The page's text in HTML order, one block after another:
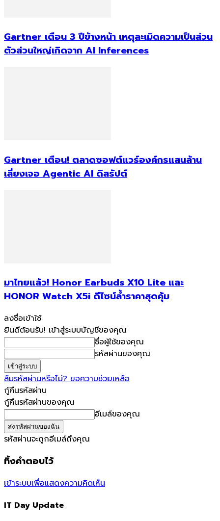
Gartner เตือน 3 ปีข้างหน้า เหตุละเมิดความเป็นส่วน
ตัวส่วนใหญ่เกิดจาก AI Inferences
Gartner เตือน! ตลาดซอฟต์แวร์องค์กรแสนล้าน
เสี่ยงเจอ Agentic AI ดิสรัปต์
มาไทยแล้ว! Honor Earbuds X10 Lite และ
HONOR Watch X5i ดีไซน์ล้ำราคาสุดคุ้ม
ลงชื่อเข้าใช้
ยินดีต้อนรับ! เข้าสู่ระบบบัญชีของคุณ
ชื่อผู้ใช้ของคุณ
รหัสผ่านของคุณ
ลืมรหัสผ่านหรือไม่? ขอความช่วยเหลือ
กู้คืนรหัสผ่าน
กู้คืนรหัสผ่านของคุณ
อีเมล์ของคุณ
รหัสผ่านจะถูกอีเมล์ถึงคุณ
ทิ้งคำตอบไว้
เข้าระบบเพื่อแสดงความคิดเห็น
IT Day Update